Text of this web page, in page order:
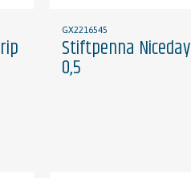
GX2216545
Stiftpenna Niceday
0,5